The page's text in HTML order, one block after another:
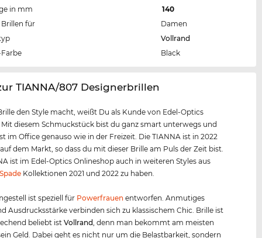
in mm
140
für
Damen
Vollrand
Black
TIANNA/807 Designerbrillen
den Style macht, weißt Du als Kunde von Edel-Optics
diesem Schmuckstück bist du ganz smart unterwegs und
im Office genauso wie in der Freizeit. Die TIANNA ist in 2022
dem Markt, so dass du mit dieser Brille am Puls der Zeit bist.
ist im Edel-Optics Onlineshop auch in weiteren Styles aus
Kollektionen 2021 und 2022 zu haben.
ist speziell für Powerfrauen entworfen. Anmutiges
Ausdrucksstärke verbinden sich zu klassischem Chic. Brille ist
beliebt istVollrand, denn man bekommt am meisten
Geld. Dabei geht es nicht nur um die Belastbarkeit, sondern